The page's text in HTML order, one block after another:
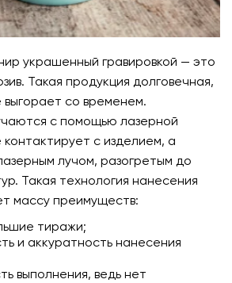
украшенный гравировкой — это
Такая продукция долговечная,
выгорает со временем.
с помощью лазерной
контактирует с изделием, а
лучом, разогретым до
Такая технология нанесения
массу преимуществ:
тиражи;
и аккуратность нанесения
выполнения, ведь нет